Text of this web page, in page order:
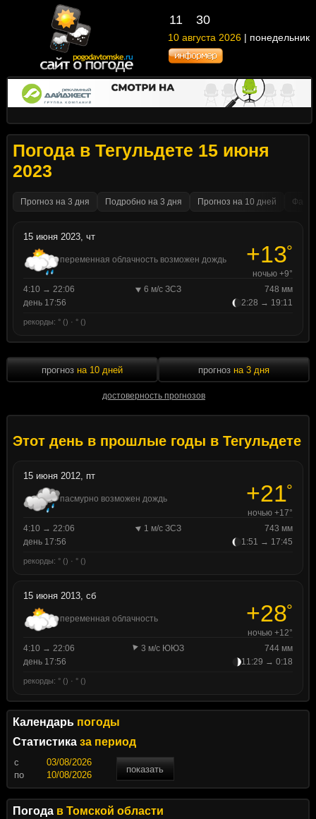
11 30
10 августа 2026 | понедельник
Погода в Тегульдете 15 июня
2023
Прогноз на 3 дня Подробно на 3 дня Прогноз на 10 дней
15 июня 2023, чт
переменная облачность возможен дождь +13°
ночью +9°
4:10 → 22:06
6 м/с ЗСЗ
748 мм
день 17:56
2:28 → 19:11
рекорды: ° () · ° ()
прогноз на 10 дней
достоверность прогнозов
прогноз на 3 дня
Этот день в прошлые годы в Тегульдете
15 июня 2012, пт
пасмурно возможен дождь +21°
ночью +17°
4:10 → 22:06
1 м/с ЗСЗ
743 мм
день 17:56
1:51 → 17:45
рекорды: ° () · ° ()
15 июня 2013, сб
переменная облачность +28°
ночью +12°
4:10 → 22:06
3 м/с ЮЮЗ
744 мм
день 17:56
11:29 → 0:18
рекорды: ° () · ° ()
Календарь погоды
Статистика за период
c
показать
по
Погода в Томской области